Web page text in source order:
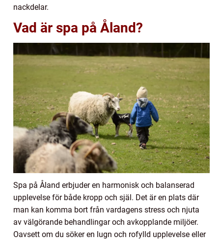
nackdelar.
Vad är spa på Åland?
Spa på Åland erbjuder en harmonisk och balanserad
upplevelse för både kropp och själ. Det är en plats där
man kan komma bort från vardagens stress och njuta
av välgörande behandlingar och avkopplande miljöer.
Oavsett om du söker en lugn och rofylld upplevelse eller